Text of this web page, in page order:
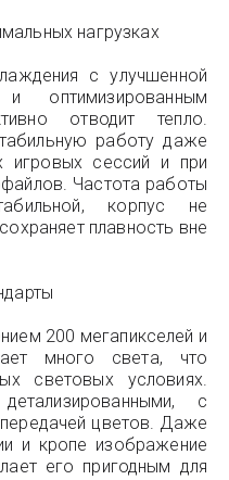
нагрузках
с улучшенной
оптимизированным
отводит тепло.
работу даже
игровых сессий и при
Частота работы
корпус не
плавность вне
200 мегапикселей и
много света, что
световых условиях.
с
цветов. Даже
и кропе изображение
его пригодным для